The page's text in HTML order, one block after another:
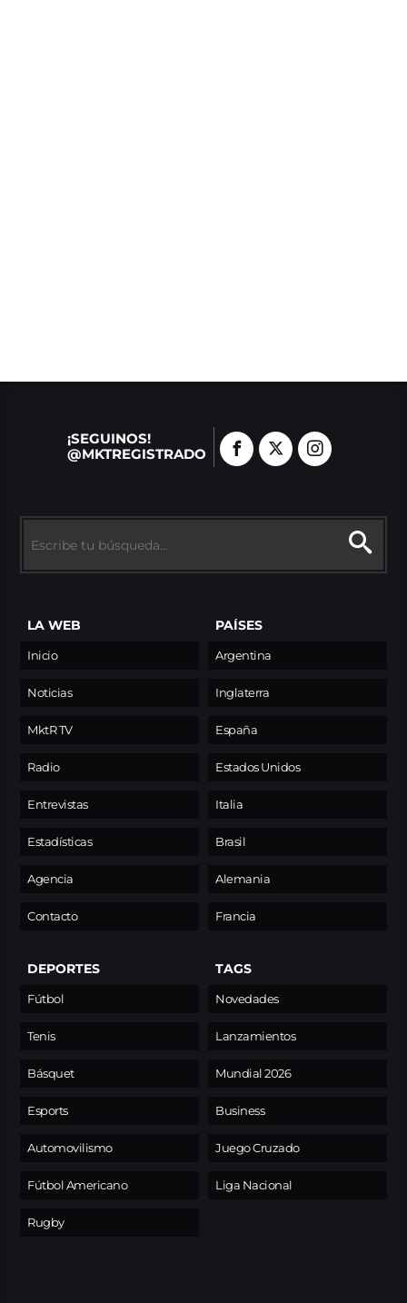
¡SEGUINOS!
@MKTREGISTRADO
LA WEB
Inicio
Noticias
MktR TV
Radio
Entrevistas
Estadísticas
Agencia
Contacto
PAÍSES
Argentina
Inglaterra
España
Estados Unidos
Italia
Brasil
Alemania
Francia
DEPORTES
Fútbol
Tenis
Básquet
Esports
Automovilismo
Fútbol Americano
Rugby
TAGS
Novedades
Lanzamientos
Mundial 2026
Business
Juego Cruzado
Liga Nacional